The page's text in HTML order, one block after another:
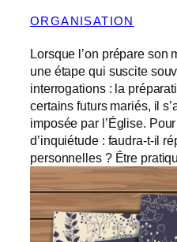
ORGANISATION
Lorsque l’on prépare son
une étape qui suscite
interrogations : la
certains futurs mariés, il
imposée par l’Église.
d’inquiétude : faudra-t-il
personnelles ? Être